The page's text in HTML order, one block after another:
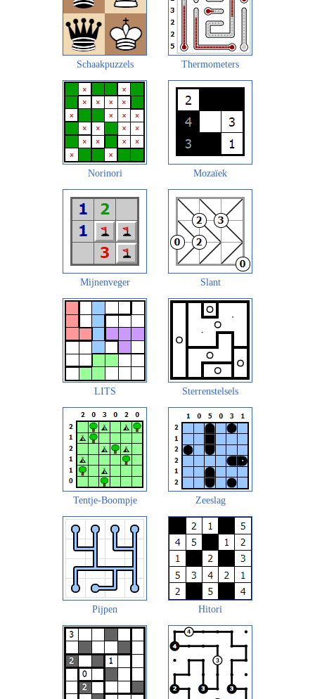
Schaakpuzzels Thermometers
Norinori Mozaïek
Mijnenveger Slant
LITS Sterrenstelsels
Tentje-Boompje Zeeslag
Pijpen Hitori